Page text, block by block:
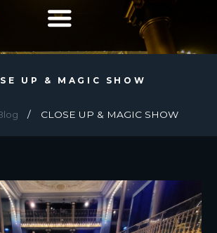
UP & MAGIC SHOW
CLOSE UP & MAGIC SHOW